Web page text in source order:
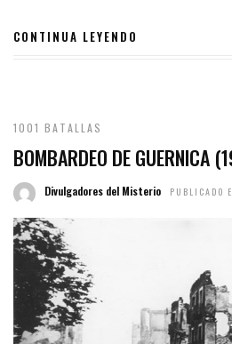
CONTINUA LEYENDO
1001 BATALLAS
BOMBARDEO DE GUERNICA
Divulgadores del Misterio